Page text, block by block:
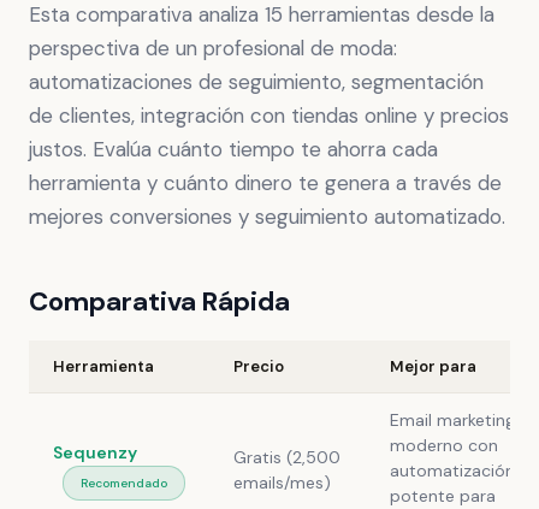
Esta comparativa analiza 15 herramientas desde la
perspectiva de un profesional de moda:
automatizaciones de seguimiento, segmentación
de clientes, integración con tiendas online y precios
justos. Evalúa cuánto tiempo te ahorra cada
herramienta y cuánto dinero te genera a través de
mejores conversiones y seguimiento automatizado.
Comparativa Rápida
Herramienta Precio Mejor para
Sequenzy
Recomendado
Gratis (2,500
emails/mes)
Email marketing
moderno con
automatización
potente para